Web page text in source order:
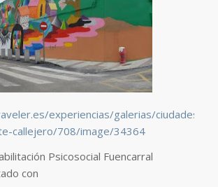
experiencias/galerias/ciudades-
callejero/708/image/34364
Psicosocial Fuencarral
con